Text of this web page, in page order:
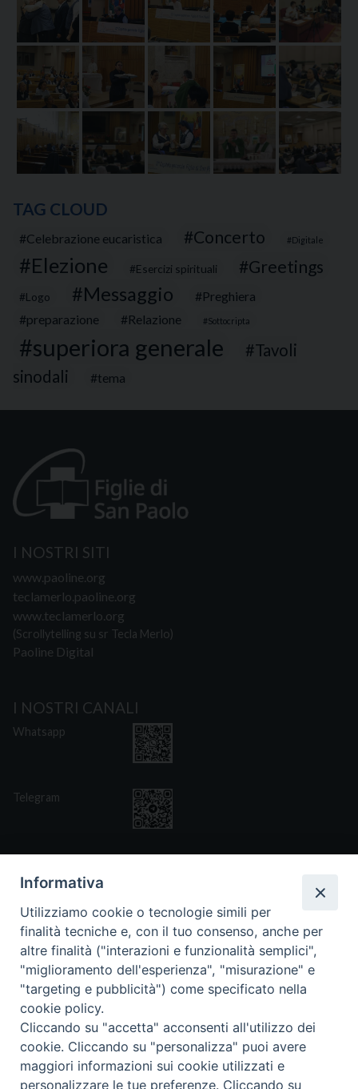
TAG CLOUD
Celebrazione eucaristica Concerto Digitale
Elezione Esercizi spirituali Greetings
Logo Messaggio
Preghiera
preparazione
Relazione Sottocripta
superiora generale
Tavoli
sinodali
tema
I NOSTRI SITI
www.paoline.org
teclamerlo.paoline.org
www.teclamerlo.org
(Scrollytelling su sr Tecla Merlo)
Paoline Digital
I NOSTRI CANALI
Whatsapp
Telegram
CONTATTI
Via San Giovanni Eudes 25, Roma
fsp@paoline.org
- Privacy Policy
- Cookie Policy
- Aggiorna Preferenze Cookies
Informativa
Utilizziamo cookie o tecnologie simili per
finalità tecniche e, con il tuo consenso, anche per
altre finalità ("interazioni e funzionalità semplici",
"miglioramento dell'esperienza", "misurazione" e
"targeting e pubblicità") come specificato nella
cookie policy.
Cliccando su "accetta" acconsenti all'utilizzo dei
cookie. Cliccando su "personalizza" puoi avere
maggiori informazioni sui cookie utilizzati e
personalizzare le tue preferenze. Cliccando su